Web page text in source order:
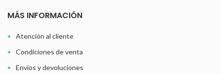
MÁS INFORMACIÓN
Atención al cliente
Condiciones de venta
Envíos y devoluciones